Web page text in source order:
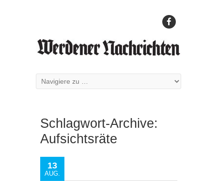
Schlagwort-Archive:
Aufsichtsräte
13
AUG.